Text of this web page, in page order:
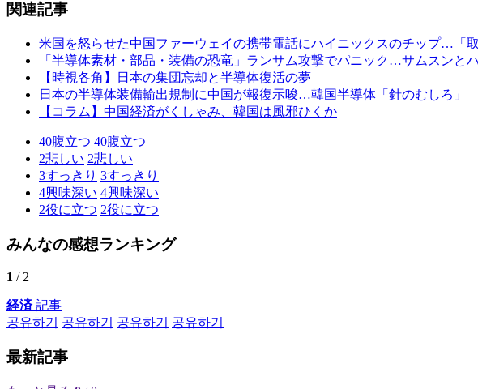
関連記事
米国を怒らせた中国ファーウェイの携帯電話にハイニックスのチップ…「
「半導体素材・部品・装備の恐竜」ランサム攻撃でパニック…サムスンと
【時視各角】日本の集団忘却と半導体復活の夢
日本の半導体装備輸出規制に中国が報復示唆…韓国半導体「針のむしろ」
【コラム】中国経済がくしゃみ、韓国は風邪ひくか
40腹立つ 40腹立つ
2悲しい 2悲しい
3すっきり 3すっきり
4興味深い 4興味深い
2役に立つ 2役に立つ
みんなの感想ランキング
1 / 2
経済記事
공유하기
공유하기 공유하기 공유하기
最新記事